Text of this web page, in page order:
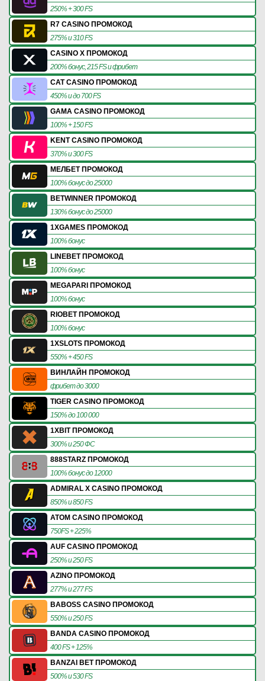
250% + 300 FS
R7 CASINO ПРОМОКОД
275% и 310 FS
CASINO X ПРОМОКОД
200% бонус, 215 FS и фрибет
CAT CASINO ПРОМОКОД
450% и до 700 FS
GAMA CASINO ПРОМОКОД
100% + 150 FS
KENT CASINO ПРОМОКОД
370% и 300 FS
МЕЛБЕТ ПРОМОКОД
100% бонус до 25000
BETWINNER ПРОМОКОД
130% бонус до 25000
1XGAMES ПРОМОКОД
100% бонус
LINEBET ПРОМОКОД
100% бонус
MEGAPARI ПРОМОКОД
100% бонус
RIOBET ПРОМОКОД
100% бонус
1XSLOTS ПРОМОКОД
550% + 450 FS
ВИНЛАЙН ПРОМОКОД
фрибет до 3000
TIGER CASINO ПРОМОКОД
150% до 100 000
1XBIT ПРОМОКОД
300% и 250 ФС
888STARZ ПРОМОКОД
100% бонус до 12000
ADMIRAL X CASINO ПРОМОКОД
850% и 850 FS
ATOM CASINO ПРОМОКОД
750FS + 225%
AUF CASINO ПРОМОКОД
250% и 250 FS
AZINO ПРОМОКОД
277% и 277 FS
BABOSS CASINO ПРОМОКОД
550% и 250 FS
BANDA CASINO ПРОМОКОД
400 FS + 125%
BANZAI BET ПРОМОКОД
500% и 530 FS